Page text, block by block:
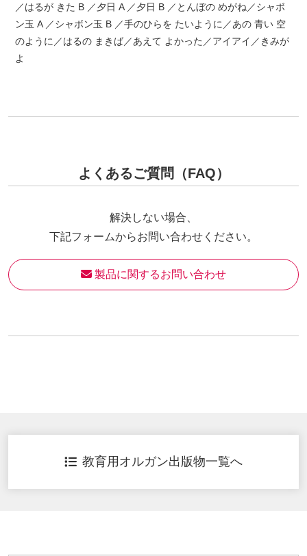
／はるが きた B ／夕日 A ／夕日 B ／とんぼの めがね／シャボ
ン玉 A ／シャボン玉 B ／手のひらを たいように／あの 青い 空
のように／はるの まきば／あえて よかった／アイアイ／きみが
よ
よくあるご質問（FAQ）
解決しない場合、
下記フォームからお問い合わせください。
製品に関するお問い合わせ
教育用オルガン出版物一覧へ